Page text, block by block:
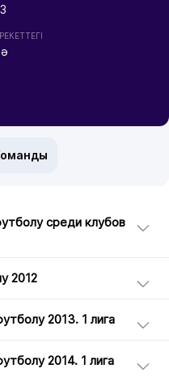
среди клубов
2012
2013. 1 лига
2014. 1 лига